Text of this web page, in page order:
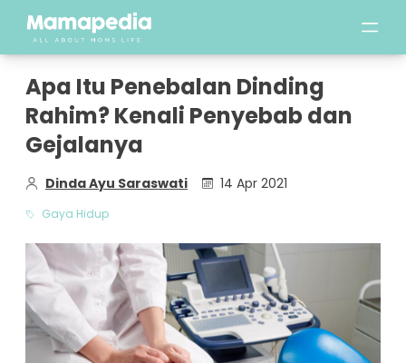
Apa Itu Penebalan Dinding
Rahim? Kenali Penyebab dan
Gejalanya
Dinda Ayu Saraswati 14 Apr 2021
Gaya Hidup